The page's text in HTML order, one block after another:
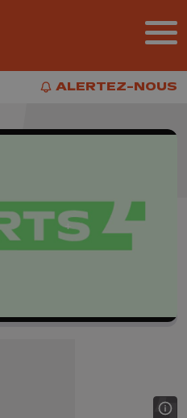
ALERTEZ-NOUS
ALERTEZ-NOUS